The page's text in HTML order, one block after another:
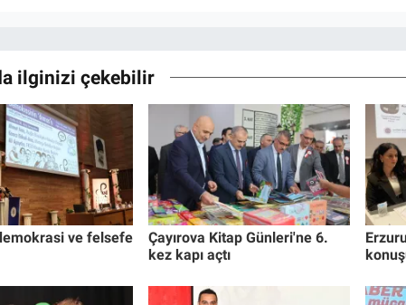
ilginizi çekebilir
ve felsefe
Çayırova Kitap Günleri'ne 6.
kez kapı açtı